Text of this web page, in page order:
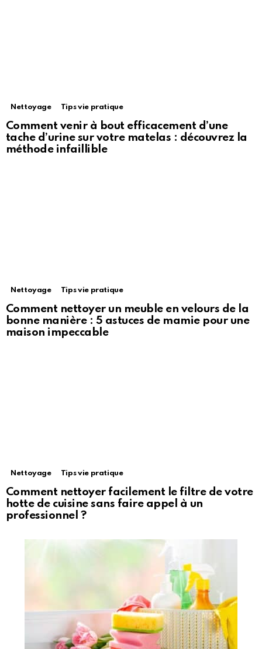
Nettoyage Tips vie pratique
Comment venir à bout efficacement d’une
tache d’urine sur votre matelas : découvrez la
méthode infaillible
Nettoyage Tips vie pratique
Comment nettoyer un meuble en velours de la
bonne manière : 5 astuces de mamie pour une
maison impeccable
Nettoyage Tips vie pratique
Comment nettoyer facilement le filtre de votre
hotte de cuisine sans faire appel à un
professionnel ?